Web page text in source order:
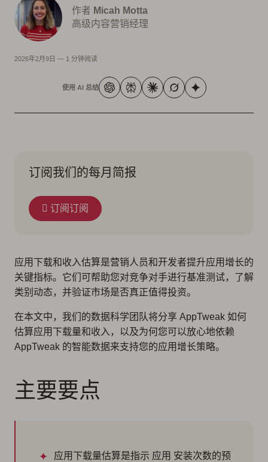
作者 Micah Motta
高级内容营销经理
2026年2月9日 — 1 分钟阅读
使用 AI 总结
订阅我们的每月简报
订阅订阅
应用下载和收入估算是营销人员和开发者提升应用增长的
关键指标。它们可帮助您对竞争对手进行基准测试，了解
类别动态，并验证市场是否真正值得投资。
在本文中，我们的数据科学团队将分享 AppTweak 如何
估算应用下载量和收入，以及为何您可以放心地依赖
AppTweak 的智能数据来支持您的应用增长策略。
主要要点
应用下载量估算是指示 应用 安装次数的预